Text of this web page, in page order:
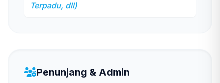
Terpadu, dll)
Penunjang & Admin